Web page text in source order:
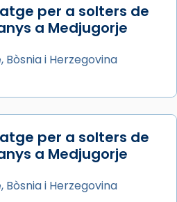
juliol, ha tingut lloc la
en agraïment al
de la visita apostòlica
a Barcelona, i als
Catedral de Barcelona.
el cardenal Joan
la missa i l’ha
auxiliar de Barcelona,
per a solters de
a Medjugorje
Bòsnia i Herzegovina
per a solters de
a Medjugorje
Bòsnia i Herzegovina